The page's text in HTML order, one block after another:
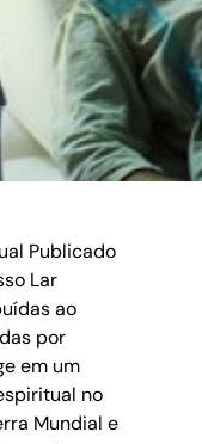
Publicado
Lar
ao
por
em um
no
Mundial e